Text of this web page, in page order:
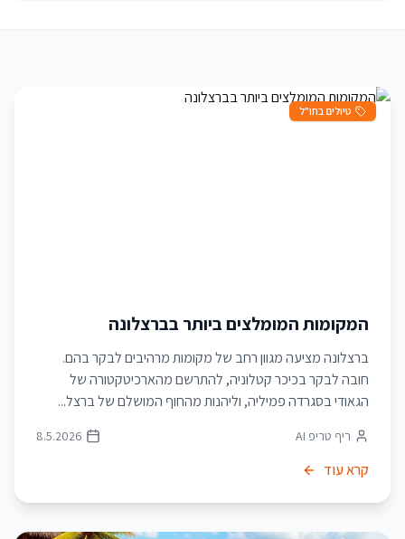
טיולים בחו"ל
המקומות המומלצים ביותר בברצלונה
ברצלונה מציעה מגוון רחב של מקומות מרהיבים לבקר בהם.
חובה לבקר בכיכר קטלוניה, להתרשם מהארכיטקטורה של
הגאודי בסגרדה פמיליה, וליהנות מהחוף המושלם של ברצל...
ריף טריפ AI 8.5.2026
קרא עוד